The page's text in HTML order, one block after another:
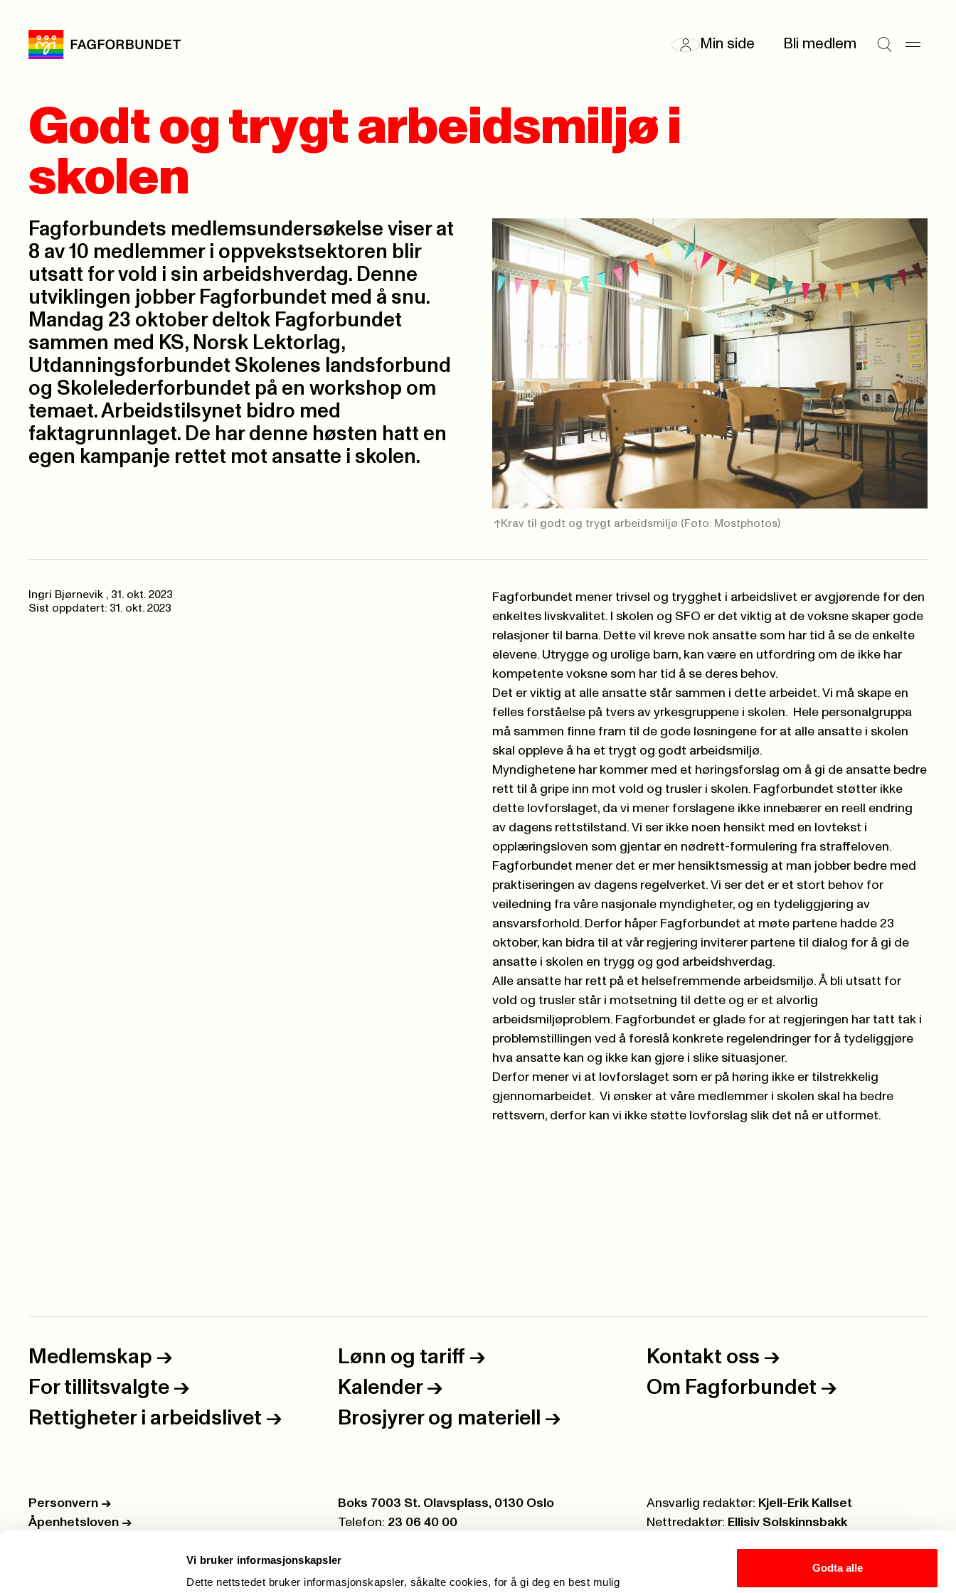
Vi bruker informasjonskapsler
Dette nettstedet bruker informasjonskapsler, såkalte cookies, for å gi deg en best mulig
Godta alle
Min side Bli medlem
Godt og trygt arbeidsmiljø i
skolen
Fagforbundets medlemsundersøkelse viser at
8 av 10 medlemmer i oppvekstsektoren blir
utsatt for vold i sin arbeidshverdag. Denne
utviklingen jobber Fagforbundet med å snu.
Mandag 23 oktober deltok Fagforbundet
sammen med KS, Norsk Lektorlag,
Utdanningsforbundet Skolenes landsforbund
og Skolelederforbundet på en workshop om
temaet. Arbeidstilsynet bidro med
faktagrunnlaget. De har denne høsten hatt en
egen kampanje rettet mot ansatte i skolen.
Krav til godt og trygt arbeidsmiljø (Foto: Mostphotos)
Ingri Bjørnevik , 31. okt. 2023
Sist oppdatert: 31. okt. 2023
Fagforbundet mener trivsel og trygghet i arbeidslivet er avgjørende for den
enkeltes livskvalitet. I skolen og SFO er det viktig at de voksne skaper gode
relasjoner til barna. Dette vil kreve nok ansatte som har tid å se de enkelte
elevene. Utrygge og urolige barn, kan være en utfordring om de ikke har
kompetente voksne som har tid å se deres behov.
Det er viktig at alle ansatte står sammen i dette arbeidet. Vi må skape en
felles forståelse på tvers av yrkesgruppene i skolen. Hele personalgruppa
må sammen finne fram til de gode løsningene for at alle ansatte i skolen
skal oppleve å ha et trygt og godt arbeidsmiljø.
Myndighetene har kommer med et høringsforslag om å gi de ansatte bedre
rett til å gripe inn mot vold og trusler i skolen. Fagforbundet støtter ikke
dette lovforslaget, da vi mener forslagene ikke innebærer en reell endring
av dagens rettstilstand. Vi ser ikke noen hensikt med en lovtekst i
opplæringsloven som gjentar en nødrett-formulering fra straffeloven.
Fagforbundet mener det er mer hensiktsmessig at man jobber bedre med
praktiseringen av dagens regelverket. Vi ser det er et stort behov for
veiledning fra våre nasjonale myndigheter, og en tydeliggjøring av
ansvarsforhold. Derfor håper Fagforbundet at møte partene hadde 23
oktober, kan bidra til at vår regjering inviterer partene til dialog for å gi de
ansatte i skolen en trygg og god arbeidshverdag.
Alle ansatte har rett på et helsefremmende arbeidsmiljø. Å bli utsatt for
vold og trusler står i motsetning til dette og er et alvorlig
arbeidsmiljøproblem. Fagforbundet er glade for at regjeringen har tatt tak i
problemstillingen ved å foreslå konkrete regelendringer for å tydeliggjøre
hva ansatte kan og ikke kan gjøre i slike situasjoner.
Derfor mener vi at lovforslaget som er på høring ikke er tilstrekkelig
gjennomarbeidet. Vi ønsker at våre medlemmer i skolen skal ha bedre
rettsvern, derfor kan vi ikke støtte lovforslag slik det nå er utformet.
Medlemskap -> Lønn og tariff -> Kontakt oss ->
For tillitsvalgte -> Kalender -> Om Fagforbundet ->
Rettigheter i arbeidslivet -> Brosjyrer og materiell ->
Personvern ->
Åpenhetsloven ->
Postboks:
Boks 7003 St. Olavsplass, 0130 Oslo
Telefon: 23 06 40 00
Ansvarlig redaktør: Kjell-Erik Kallset
Nettredaktør: Ellisiv Solskinnsbakk